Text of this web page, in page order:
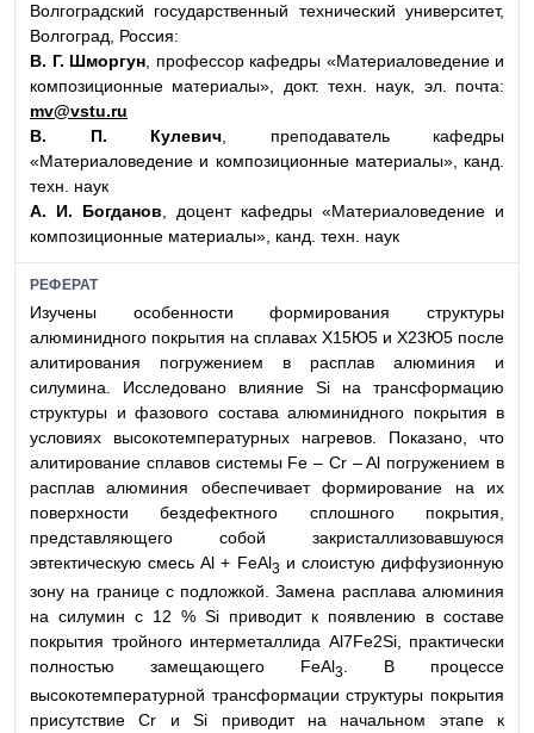
Волгоградский государственный технический университет,
Волгоград, Россия:
В. Г. Шморгун, профессор кафедры «Материаловедение и
композиционные материалы», докт. техн. наук, эл. почта:
mv@vstu.ru
В. П. Кулевич, преподаватель кафедры
«Материаловедение и композиционные материалы», канд.
техн. наук
А. И. Богданов, доцент кафедры «Материаловедение и
композиционные материалы», канд. техн. наук
РЕФЕРАТ
Изучены особенности формирования структуры
алюминидного покрытия на сплавах Х15Ю5 и Х23Ю5 после
алитирования погружением в расплав алюминия и
силумина. Исследовано влияние Si на трансформацию
структуры и фазового состава алюминидного покрытия в
условиях высокотемпературных нагревов. Показано, что
алитирование сплавов системы Fe – Cr – Al погружением в
расплав алюминия обеспечивает формирование на их
поверхности бездефектного сплошного покрытия,
представляющего собой закристаллизовавшуюся
эвтектическую смесь Al + FeAl3 и слоистую диффузионную
зону на границе с подложкой. Замена расплава алюминия
на силумин с 12 % Si приводит к появлению в составе
покрытия тройного интерметаллида Al7Fe2Si, практически
полностью замещающего FeAl3 . В процессе
высокотемпературной трансформации структуры покрытия
присутствие Cr и Si приводит на начальном этапе к